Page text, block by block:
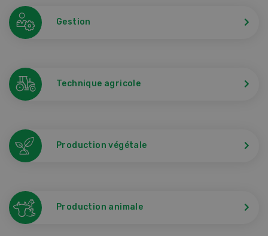
Gestion
Technique agricole
Production végétale
Production animale